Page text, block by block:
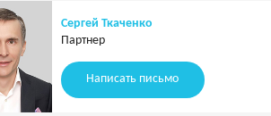
Сергей Ткаченко
Партнер
Написать письмо